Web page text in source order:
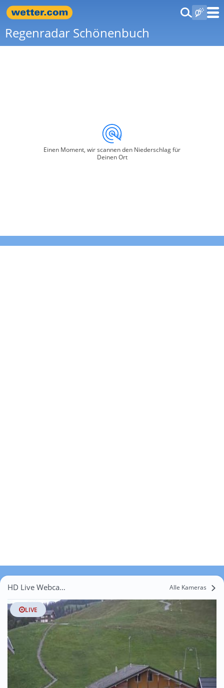
Regenradar Schönenbuch
Einen Moment, wir scannen den Niederschlag für
Deinen Ort
HD Live Webcams Schönenbuch Alle Kameras
LIVE